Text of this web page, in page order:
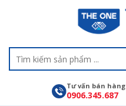
Tư vấn bán hàng
0906.345.687